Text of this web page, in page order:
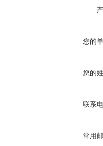
您的
您的
联系
常用